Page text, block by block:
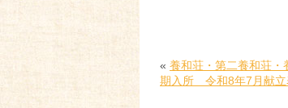
« 養和荘・第二養和荘・
期入所 令和8年7月献立